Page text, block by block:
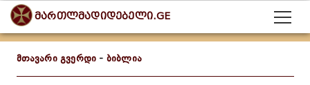
მართლმადიდებელი.GE
მთავარი გვერდი - ბიბლია